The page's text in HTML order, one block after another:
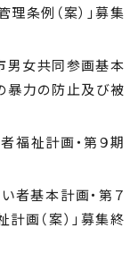
理条例（案）」募集
男女共同参画基本
暴力の防止及び被
福祉計画・第９期
者基本計画・第７
画（案）」募集終